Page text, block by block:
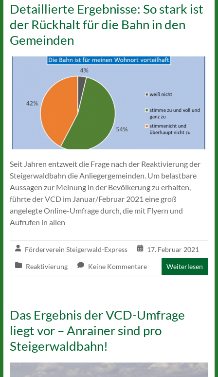
Detaillierte Ergebnisse: So stark ist
der Rückhalt für die Bahn in den
Gemeinden
Seit Jahren entzweit die Frage nach der Reaktivierung der
Steigerwaldbahn die Anliegergemeinden. Um belastbare
Aussagen zur Meinung in der Bevölkerung zu erhalten,
führte der VCD im Januar/Februar 2021 eine groß
angelegte Online-Umfrage durch, die mit Flyern und
Aufrufen in allen
Förderverein Steigerwald-Express 17. Februar 2021
Reaktivierung Keine Kommentare Weiterlesen
Das Ergebnis der VCD-Umfrage
liegt vor – Anrainer sind pro
Steigerwaldbahn!